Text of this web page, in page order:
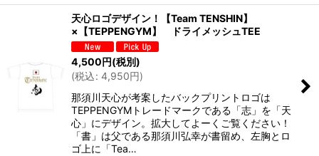
天心ロゴデザイン！【Team TENSHIN】
×【TEPPENGYM】 ドライメッシュTEE
4,500円(税別)
(税込: 4,950円)
那須川天心が考案したバックプリントロゴは
TEPPENGYMトレードマークである「志」を「天
心」にデザイン。拡大してよーくご覧ください！
「書」は父である那須川弘幸が書留め、左胸とロ
ゴ上に「Tea…